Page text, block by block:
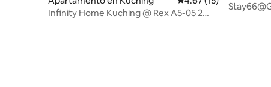
Infinity Home Kuching @ Rex A5-05 2